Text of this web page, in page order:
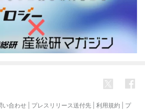
い合わせ プレスリリース送付先 利用規約
プ